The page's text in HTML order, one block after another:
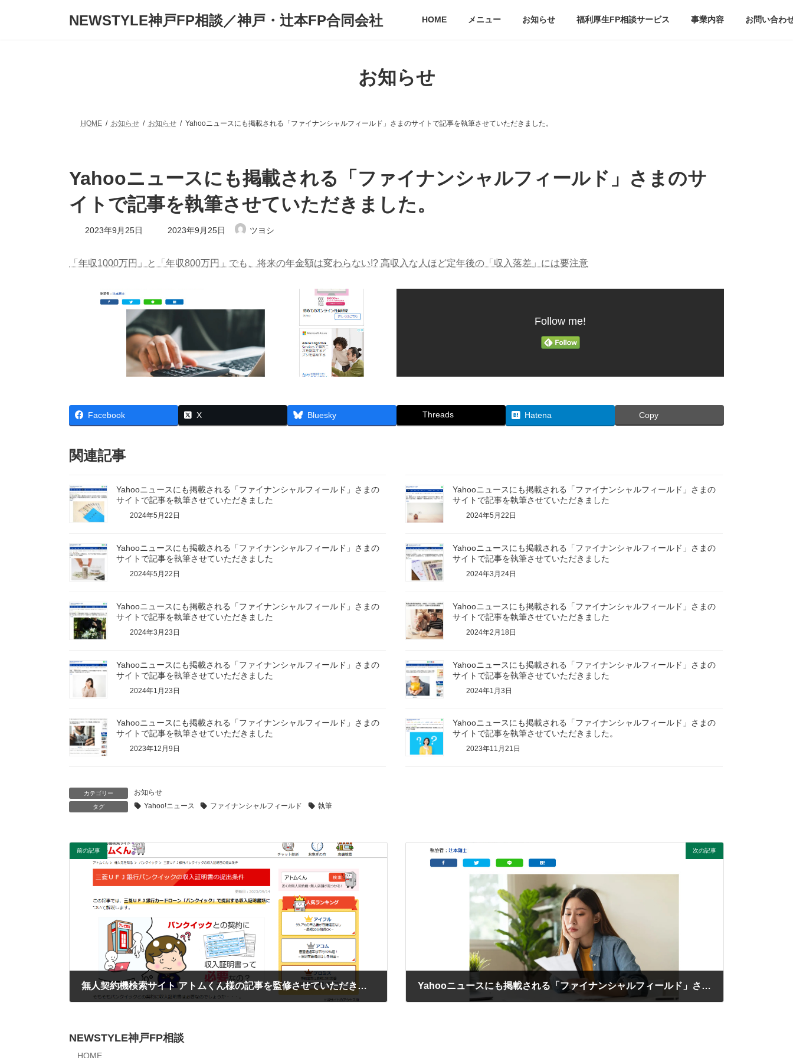
NEWSTYLE神戸FP相談／神戸・辻本FP合同会社 HOME メニュー お知らせ 福利厚生FP相談サービス 事業内容 お問い合わ
お知らせ
HOME お知らせ お知らせ Yahooニュースにも掲載される「ファイナンシャルフィールド」さまのサイトで記事を執筆させていただきました。
Yahooニュースにも掲載される「ファイナンシャルフィールド」さまのサ
イトで記事を執筆させていただきました。
2023年9月25日
最
終
新
日
2023年9月25日 ツヨシ
「年収1000万円」と「年収800万円」でも、将来の年金額は変わらない!? 高収入な人ほど定年後の「収入落差」には要注意
Follow me!
Facebook X Bluesky Threads Hatena Copy
関連記事
Yahooニュースにも掲載される「ファイナンシャルフィールド」さまの
サイトで記事を執筆させていただきました
2024年5月22日
Yahooニュースにも掲載される「ファイナンシャルフィールド」さまの
サイトで記事を執筆させていただきました
2024年5月22日
Yahooニュースにも掲載される「ファイナンシャルフィールド」さまの
サイトで記事を執筆させていただきました
2024年5月22日
Yahooニュースにも掲載される「ファイナンシャルフィールド」さまの
サイトで記事を執筆させていただきました
2024年3月24日
Yahooニュースにも掲載される「ファイナンシャルフィールド」さまの
サイトで記事を執筆させていただきました
2024年3月23日
Yahooニュースにも掲載される「ファイナンシャルフィールド」さまの
サイトで記事を執筆させていただきました
2024年2月18日
Yahooニュースにも掲載される「ファイナンシャルフィールド」さまの
サイトで記事を執筆させていただきました
2024年1月23日
Yahooニュースにも掲載される「ファイナンシャルフィールド」さまの
サイトで記事を執筆させていただきました
2024年1月3日
Yahooニュースにも掲載される「ファイナンシャルフィールド」さまの
サイトで記事を執筆させていただきました
2023年12月9日
Yahooニュースにも掲載される「ファイナンシャルフィールド」さまの
サイトで記事を執筆させていただきました。
2023年11月21日
カテゴリー お知らせ
タグ Yahoo!ニュース ファイナンシャルフィールド 執筆
前の記事
無人契約機検索サイト アトムくん様の記事を監修させていただきました。
次の記事
Yahooニュースにも掲載される「ファイナンシャルフィールド」さまのサイトで記事を執筆させていただきました。
NEWSTYLE神戸FP相談
HOME